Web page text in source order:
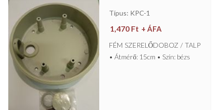
Típus: KPC-1
1,470 Ft + ÁFA
FÉM SZERELŐDOBOZ / TALP
• Átmérő: 15cm • Szín: bézs